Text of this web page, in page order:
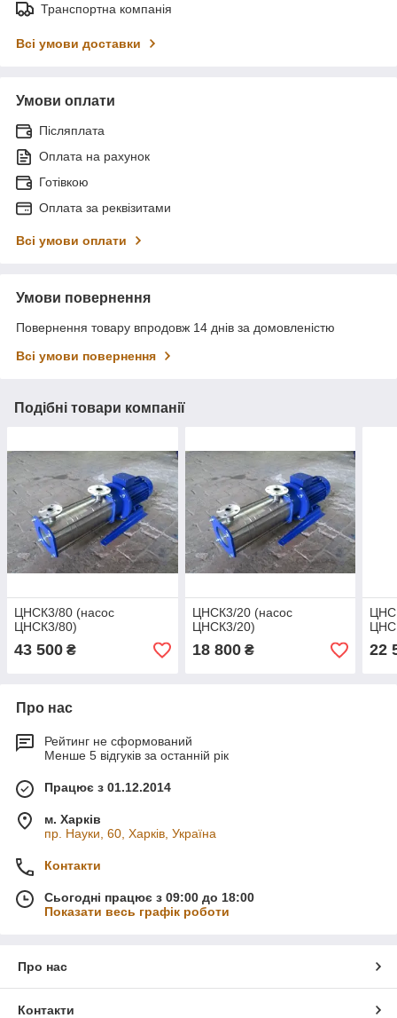
Транспортна компанія
Всі умови доставки
Умови оплати
Післяплата
Оплата на рахунок
Готівкою
Оплата за реквізитами
Всі умови оплати
Умови повернення
Повернення товару впродовж 14 днів за домовленістю
Всі умови повернення
Подібні товари компанії
ЦНСК3/80 (насос
ЦНСК3/80)
43 500 ₴
ЦНСК3/20 (насос
ЦНСК3/20)
18 800₴ 22
Про нас
Рейтинг не сформований
Менше 5 відгуків за останній рік
Працює з 01.12.2014
м. Харків
пр. Науки, 60, Харків, Україна
Контакти
Сьогодні працює з 09:00 до 18:00
Показати весь графік роботи
Про нас
Контакти